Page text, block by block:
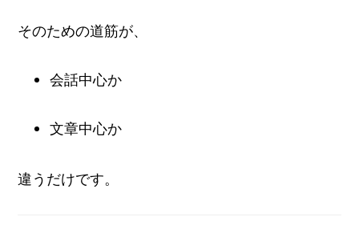
そのための道筋が、
会話中心か
文章中心か
違うだけです。